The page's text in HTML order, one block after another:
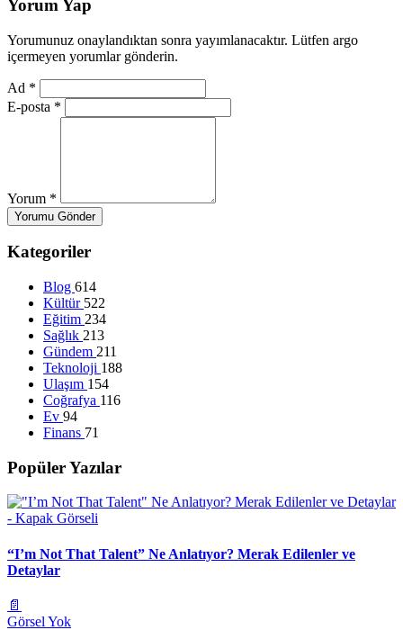
Yorum Yap
Yorumunuz onaylandıktan sonra yayımlanacaktır. Lütfen argo
içermeyen yorumlar gönderin.
Ad *
E-posta *
Yorum *
Yorumu Gönder
Kategoriler
Blog 614
Kültür 522
Eğitim 234
Sağlık 213
Gündem 211
Teknoloji 188
Ulaşım 154
Coğrafya 116
Ev 94
Finans 71
Popüler Yazılar
“I’m Not That Talent” Ne Anlatıyor? Merak Edilenler ve
Detaylar
📄
Görsel Yok